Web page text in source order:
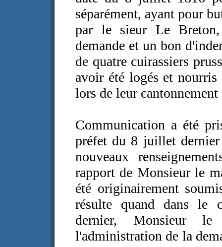
séparément, ayant pour
par le sieur Le
demande et un bon
de quatre cuirassiers
avoir été logés et
lors de leur
Communication a été
préfet du 8 juillet
nouveaux
rapport de Monsieur le
été originairement
résulte quand dans le
dernier, Monsieur
l'administration de la